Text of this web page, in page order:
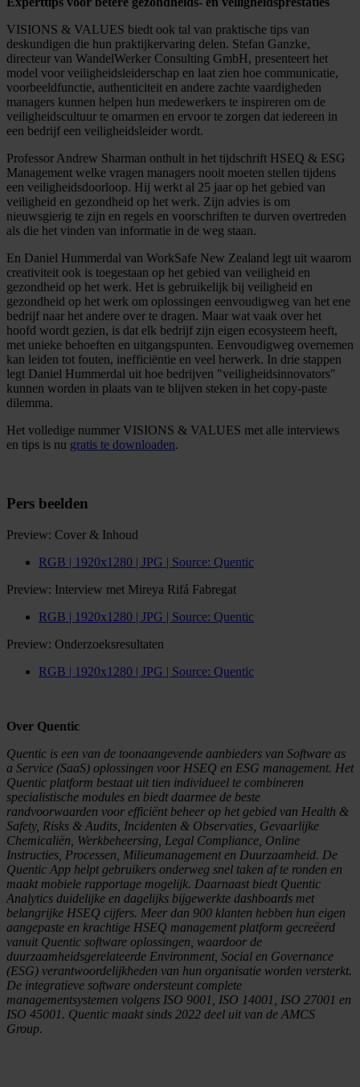
VISIONS & VALUES biedt ook tal van praktische tips van
deskundigen die hun praktijkervaring delen. Stefan Ganzke,
directeur van WandelWerker Consulting GmbH, presenteert het
model voor veiligheidsleiderschap en laat zien hoe communicatie,
voorbeeldfunctie, authenticiteit en andere zachte vaardigheden
managers kunnen helpen hun medewerkers te inspireren om de
veiligheidscultuur te omarmen en ervoor te zorgen dat iedereen in
een bedrijf een veiligheidsleider wordt.
Professor Andrew Sharman onthult in het tijdschrift HSEQ & ESG
Management welke vragen managers nooit moeten stellen tijdens
een veiligheidsdoorloop. Hij werkt al 25 jaar op het gebied van
veiligheid en gezondheid op het werk. Zijn advies is om
nieuwsgierig te zijn en regels en voorschriften te durven overtreden
als die het vinden van informatie in de weg staan.
En Daniel Hummerdal van WorkSafe New Zealand legt uit waarom
creativiteit ook is toegestaan op het gebied van veiligheid en
gezondheid op het werk. Het is gebruikelijk bij veiligheid en
gezondheid op het werk om oplossingen eenvoudigweg van het ene
bedrijf naar het andere over te dragen. Maar wat vaak over het
hoofd wordt gezien, is dat elk bedrijf zijn eigen ecosysteem heeft,
met unieke behoeften en uitgangspunten. Eenvoudigweg overnemen
kan leiden tot fouten, inefficiëntie en veel herwerk. In drie stappen
legt Daniel Hummerdal uit hoe bedrijven "veiligheidsinnovators"
kunnen worden in plaats van te blijven steken in het copy-paste
dilemma.
Het volledige nummer VISIONS & VALUES met alle interviews
en tips is nu gratis te downloaden.
Pers beelden
Preview: Cover & Inhoud
RGB | 1920x1280 | JPG | Source: Quentic
Preview: Interview met Mireya Rifá Fabregat
RGB | 1920x1280 | JPG | Source: Quentic
Preview: Onderzoeksresultaten
RGB | 1920x1280 | JPG | Source: Quentic
Over Quentic
Quentic is een van de toonaangevende aanbieders van Software as
a Service (SaaS) oplossingen voor HSEQ en ESG management. Het
Quentic platform bestaat uit tien individueel te combineren
specialistische modules en biedt daarmee de beste
randvoorwaarden voor efficiënt beheer op het gebied van Health &
Safety, Risks & Audits, Incidenten & Observaties, Gevaarlijke
Chemicaliën, Werkbeheersing, Legal Compliance, Online
Instructies, Processen, Milieumanagement en Duurzaamheid. De
Quentic App helpt gebruikers onderweg snel taken af te ronden en
maakt mobiele rapportage mogelijk. Daarnaast biedt Quentic
Analytics duidelijke en dagelijks bijgewerkte dashboards met
belangrijke HSEQ cijfers. Meer dan 900 klanten hebben hun eigen
aangepaste en krachtige HSEQ management platform gecreëerd
vanuit Quentic software oplossingen, waardoor de
duurzaamheidsgerelateerde Environment, Social en Governance
(ESG) verantwoordelijkheden van hun organisatie worden versterkt.
De integratieve software ondersteunt complete
managementsystemen volgens ISO 9001, ISO 14001, ISO 27001 en
ISO 45001. Quentic maakt sinds 2022 deel uit van de AMCS
Group.